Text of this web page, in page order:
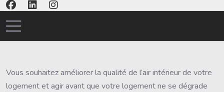
Mobile Menu Toggle
Vous souhaitez améliorer la qualité de l’air intérieur de votre
logement et agir avant que votre logement ne se dégrade